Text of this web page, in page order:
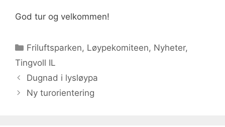
God tur og velkommen!
Kategorier
Friluftsparken, Løypekomiteen, Nyheter,
Tingvoll IL
Dugnad i lysløypa
Ny turorientering